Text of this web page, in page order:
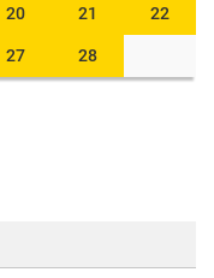
20 21 22
27 28